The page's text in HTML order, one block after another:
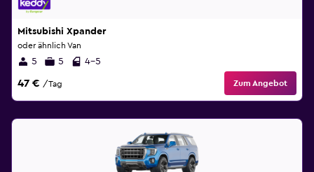
Mitsubishi Xpander
oder ähnlich Van
5 5 4-5
47 € /Tag Zum Angebot